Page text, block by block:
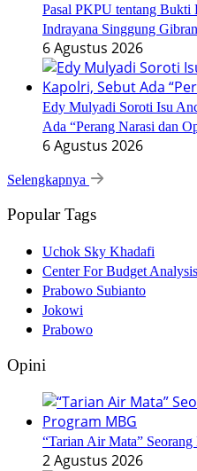
Pasal PKPU tentang Bukti
Indrayana Singgung Gibran
6 Agustus 2026
Edy Mulyadi Soroti Isu
Ada “Perang Narasi dan
6 Agustus 2026
Selengkapnya
Popular Tags
Uchok Sky Khadafi
Center For Budget
Prabowo Subianto
Jokowi
Prabowo
Opini
“Tarian Air Mata”
2 Agustus 2026